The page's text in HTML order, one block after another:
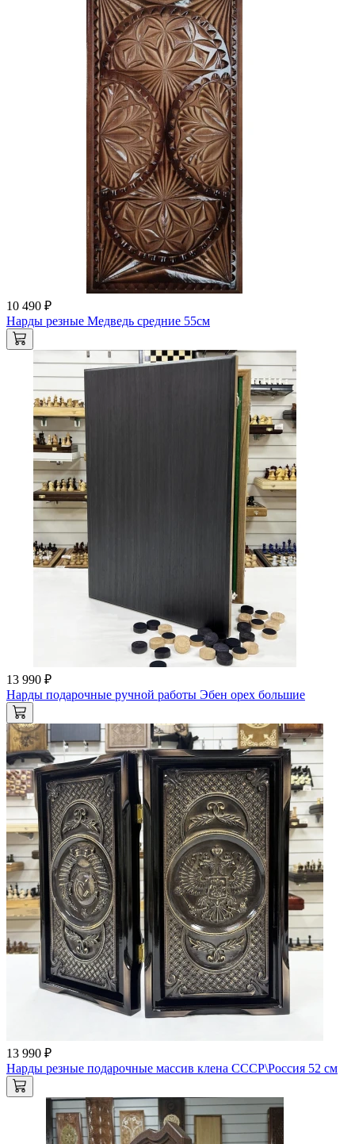
10 490 ₽
Нарды резные Медведь средние 55см
13 990 ₽
Нарды подарочные ручной работы Эбен орех большие
13 990 ₽
Нарды резные подарочные массив клена СССР\Россия 52 см